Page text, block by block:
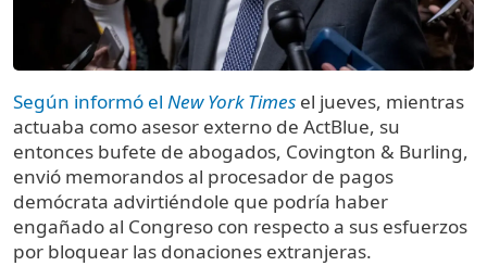
Según informó el New York Times el jueves, mientras
actuaba como asesor externo de ActBlue, su
entonces bufete de abogados, Covington & Burling,
envió memorandos al procesador de pagos
demócrata advirtiéndole que podría haber
engañado al Congreso con respecto a sus esfuerzos
por bloquear las donaciones extranjeras.